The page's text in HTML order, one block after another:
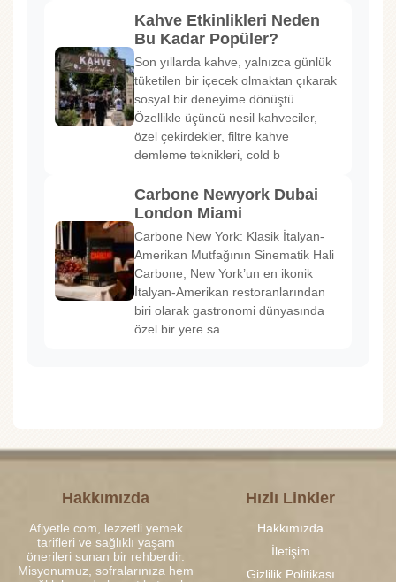
Kahve Etkinlikleri Neden
Bu Kadar Popüler?
Son yıllarda kahve, yalnızca günlük
tüketilen bir içecek olmaktan çıkarak
sosyal bir deneyime dönüştü.
Özellikle üçüncü nesil kahveciler,
özel çekirdekler, filtre kahve
demleme teknikleri, cold b
Carbone Newyork Dubai
London Miami
Carbone New York: Klasik İtalyan-
Amerikan Mutfağının Sinematik Hali
Carbone, New York’un en ikonik
İtalyan-Amerikan restoranlarından
biri olarak gastronomi dünyasında
özel bir yere sa
Hakkımızda
Afiyetle.com, lezzetli yemek
tarifleri ve sağlıklı yaşam
önerileri sunan bir rehberdir.
Misyonumuz, sofralarınıza hem
Hızlı Linkler
Hakkımızda
İletişim
Gizlilik Politikası